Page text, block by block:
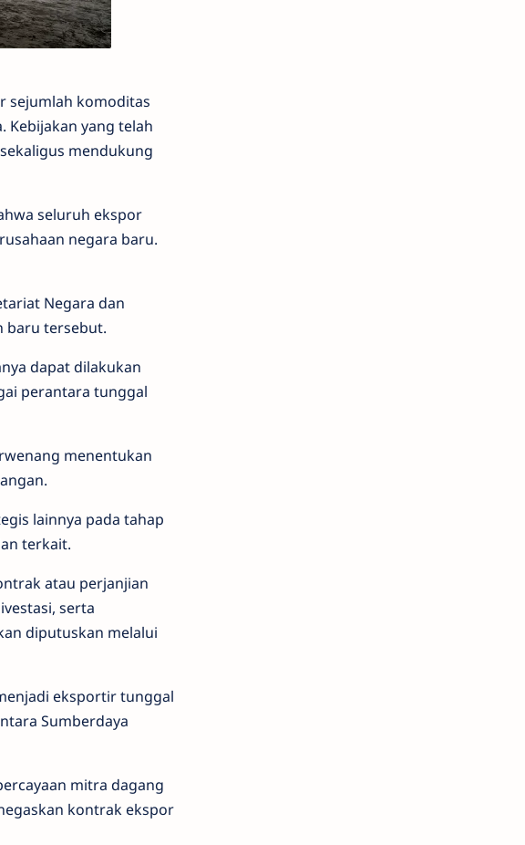
sejumlah komoditas
Kebijakan yang telah
mendukung
seluruh ekspor
negara baru.
Negara dan
baru tersebut.
dapat dilakukan
perantara tunggal
menentukan
lainnya pada tahap
terkait.
atau perjanjian
serta
diputuskan melalui
eksportir tunggal
Sumberdaya
mitra dagang
kontrak ekspor